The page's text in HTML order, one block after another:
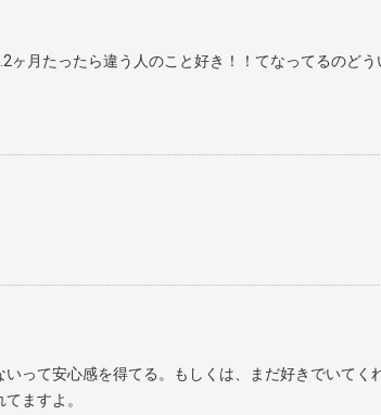
ヶ月たったら違う人のこと好き！！てなってるのどう
って安心感を得てる。もしくは、まだ好きでいてく
ますよ。